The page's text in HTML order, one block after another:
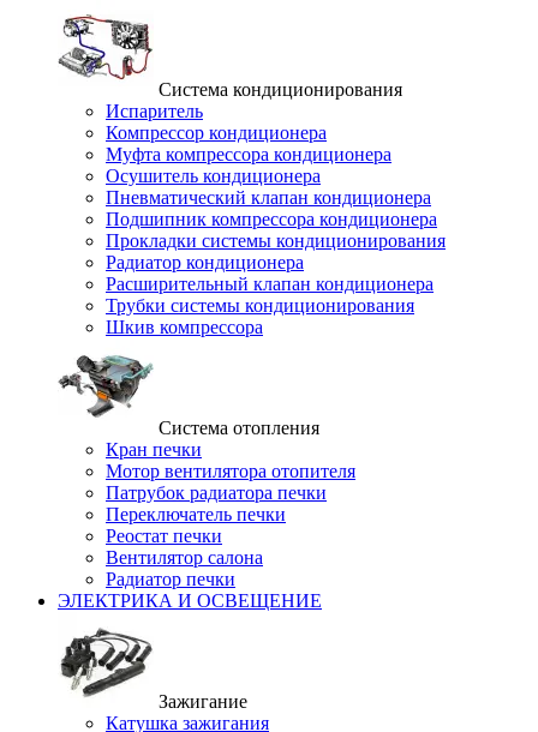
Система кондиционирования
Испаритель
Компрессор кондиционера
Муфта компрессора кондиционера
Осушитель кондиционера
Пневматический клапан кондиционера
Подшипник компрессора кондиционера
Прокладки системы кондиционирования
Радиатор кондиционера
Расширительный клапан кондиционера
Трубки системы кондиционирования
Шкив компрессора
Система отопления
Кран печки
Мотор вентилятора отопителя
Патрубок радиатора печки
Переключатель печки
Реостат печки
Вентилятор салона
Радиатор печки
ЭЛЕКТРИКА И ОСВЕЩЕНИЕ
Зажигание
Катушка зажигания